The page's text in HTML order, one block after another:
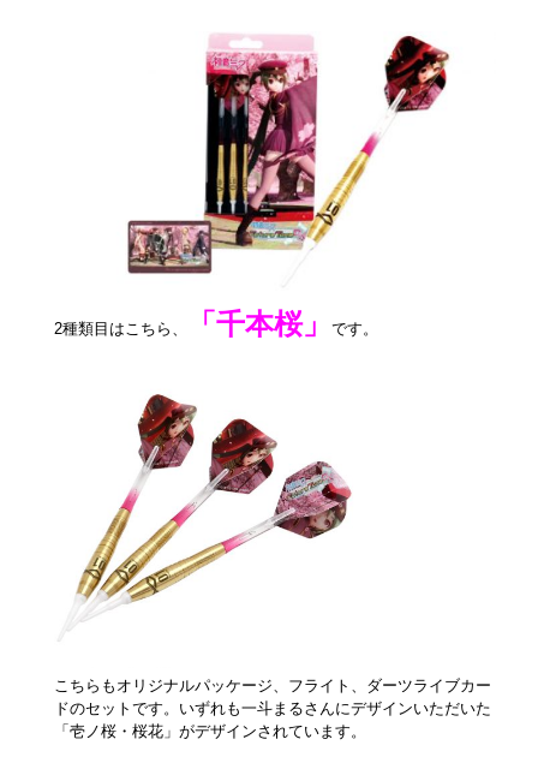
2種類目はこちら、 「千本桜」 です。
こちらもオリジナルパッケージ、フライト、ダーツライブカー
ドのセットです。いずれも一斗まるさんにデザインいただいた
「壱ノ桜・桜花」がデザインされています。